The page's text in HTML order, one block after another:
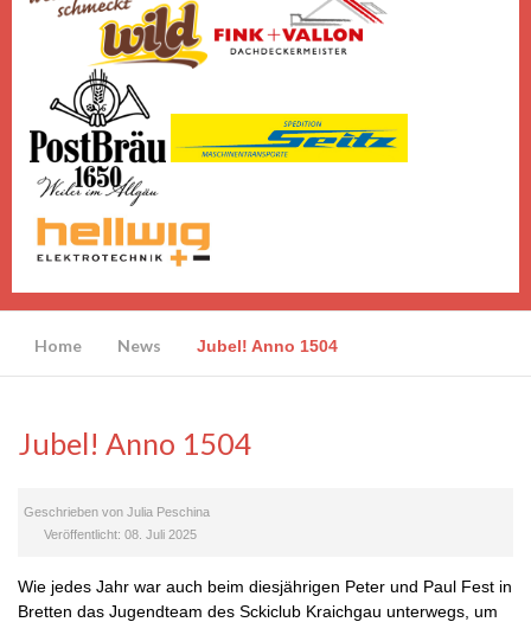
Home News Jubel! Anno 1504
Jubel! Anno 1504
Geschrieben von Julia Peschina
Veröffentlicht: 08. Juli 2025
Wie jedes Jahr war auch beim diesjährigen Peter und Paul Fest in
Bretten das Jugendteam des Sckiclub Kraichgau unterwegs, um